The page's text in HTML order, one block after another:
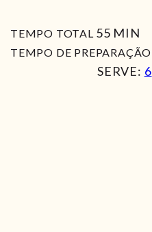
TEMPO TOTAL 55MIN
MIN
TEMPO DE PREPARAÇÃO
SERVE: 6